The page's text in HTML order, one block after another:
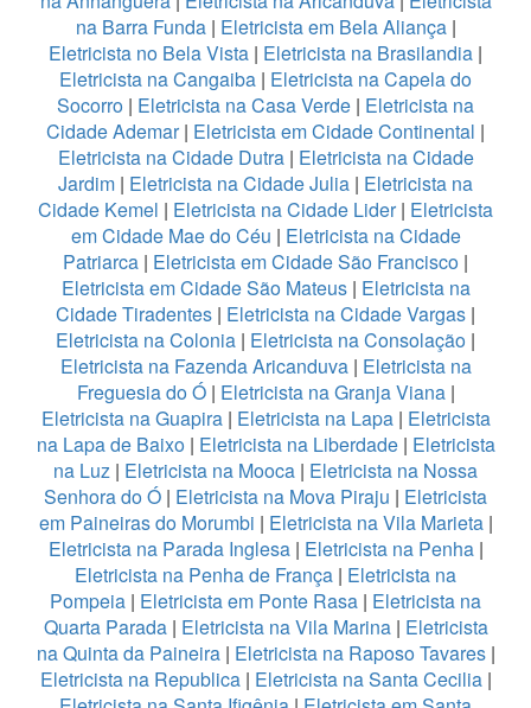
na Barra Funda | Eletricista em Bela Aliança |
Eletricista no Bela Vista | Eletricista na Brasilandia |
Eletricista na Cangaiba | Eletricista na Capela do
Socorro | Eletricista na Casa Verde | Eletricista na
Cidade Ademar| Eletricista em Cidade Continental |
Eletricista na Cidade Dutra | Eletricista na Cidade
Jardim | Eletricista na Cidade Julia | Eletricista na
Cidade Kemel | Eletricista na Cidade Lider| Eletricista
em Cidade Mae do Céu | Eletricista na Cidade
Patriarca | Eletricista em Cidade São Francisco |
Eletricista em Cidade São Mateus| Eletricista na
Cidade Tiradentes | Eletricista na Cidade Vargas |
Eletricista na Colonia | Eletricista na Consolação |
Eletricista na Fazenda Aricanduva| Eletricista na
Freguesia do Ó| Eletricista na Granja Viana|
Eletricista na Guapira| Eletricista na Lapa| Eletricista
na Lapa de Baixo | Eletricista na Liberdade | Eletricista
na Luz | Eletricista na Mooca | Eletricista na Nossa
Senhora do Ó | Eletricista na Mova Piraju | Eletricista
em Paineiras do Morumbi | Eletricista na Vila Marieta|
Eletricista na Parada Inglesa | Eletricista na Penha|
Eletricista na Penha de França | Eletricista na
Pompeia | Eletricista em Ponte Rasa | Eletricista na
Quarta Parada| Eletricista na Vila Marina| Eletricista
na Quinta da Paineira| Eletricista na Raposo Tavares|
Eletricista na Republica| Eletricista na Santa Cecilia|